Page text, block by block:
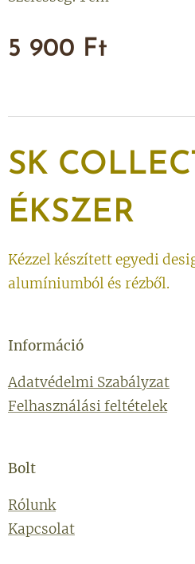
5 900 Ft
SK
ÉKSZER
Kézzel készített egyedi
alumíniumból és rézből.
Információ
Adatvédelmi Szabályzat
Felhasználási feltételek
Bolt
Rólunk
Kapcsolat